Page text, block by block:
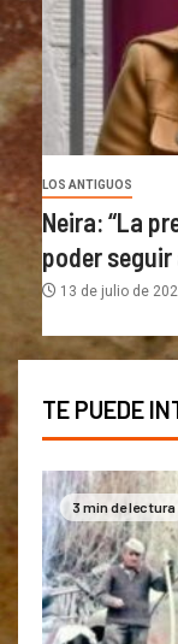
LOS ANTIGUOS
Neira: “La
poder
13 de julio de
TE PUEDE
3 min de lectura